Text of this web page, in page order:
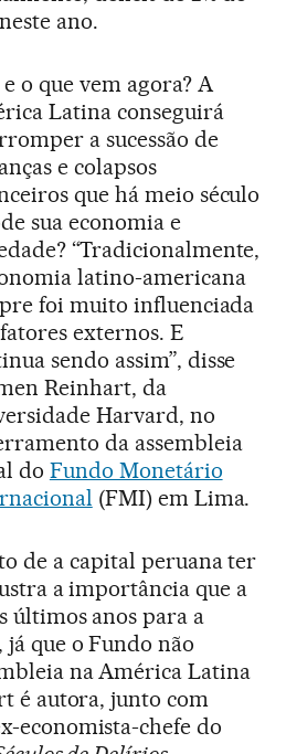
ano.
o que vem agora? A
Latina conseguirá
a sucessão de
e colapsos
que há meio século
sua economia e
“Tradicionalmente,
latino-americana
foi muito influenciada
externos. E
sendo assim”, disse
Reinhart, da
Harvard, no
da assembleia
do Fundo Monetário
(FMI) em Lima.
de a capital peruana ter
a importância que a
últimos anos para a
que o Fundo não
na América Latina
é autora, junto com
economista-chefe do